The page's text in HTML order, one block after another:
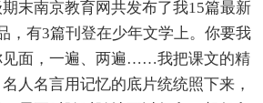
末南京教育网共发布了我15篇最新
，有3篇刊登在少年文学上。你要我
见面，一遍、两遍……我把课文的精
人名言用记忆的底片统统照下来，